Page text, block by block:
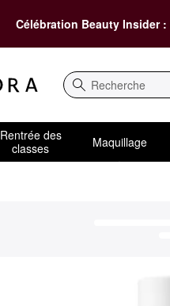
Célébration Beauty Insider :
Recherche
Rentrée des
classes
Maquillage